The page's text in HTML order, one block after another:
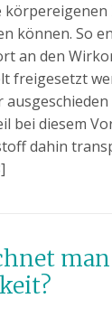
können. So
an den
freigesetzt
bei diesem
dahin
]